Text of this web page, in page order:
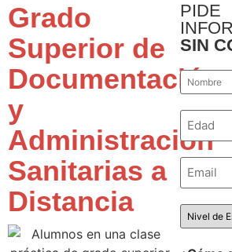
Grado
Superior de
Documentación
y
Administración
Sanitarias a
Distancia
PIDE
SIN
Nombre
Número
Email
Nivel
de